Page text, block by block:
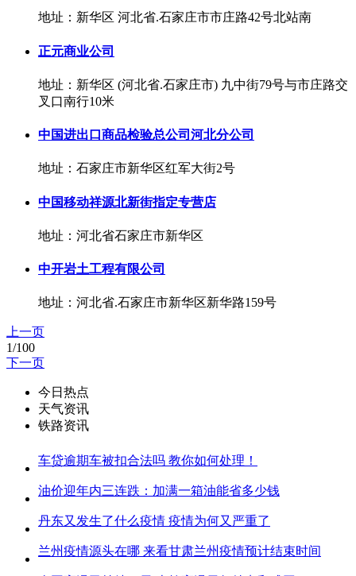
地址：新华区 河北省.石家庄市市庄路42号北站南
正元商业公司
地址：新华区 (河北省.石家庄市) 九中街79号与市庄路交
叉口南行10米
中国进出口商品检验总公司河北分公司
地址：石家庄市新华区红军大街2号
中国移动祥源北新街指定专营店
地址：河北省石家庄市新华区
中开岩土工程有限公司
地址：河北省.石家庄市新华区新华路159号
上一页
1/100
下一页
今日热点
天气资讯
铁路资讯
车贷逾期车被扣合法吗 教你如何处理！
油价迎年内三连跌：加满一箱油能省多少钱
丹东又发生了什么疫情 疫情为何又严重了
兰州疫情源头在哪 来看甘肃兰州疫情预计结束时间